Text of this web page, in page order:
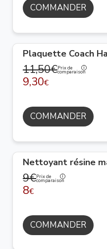
COMMANDER
Plaquette Coach
11,50€Prix de
comparaison
9,30€
COMMANDER
Nettoyant résine
9€Prix de
comparaison
8€
COMMANDER